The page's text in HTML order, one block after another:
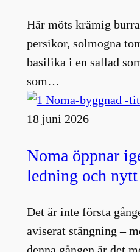
Här möts krämig
persikor, solmogna
basilika i en sallad
som…
18 juni 2026
Noma öppnar
ledning och
Det är inte första
aviserat stängning –